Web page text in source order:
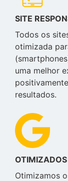
SITE
Todos os
otimizada
uma melhor
resultados.
Otimizamos